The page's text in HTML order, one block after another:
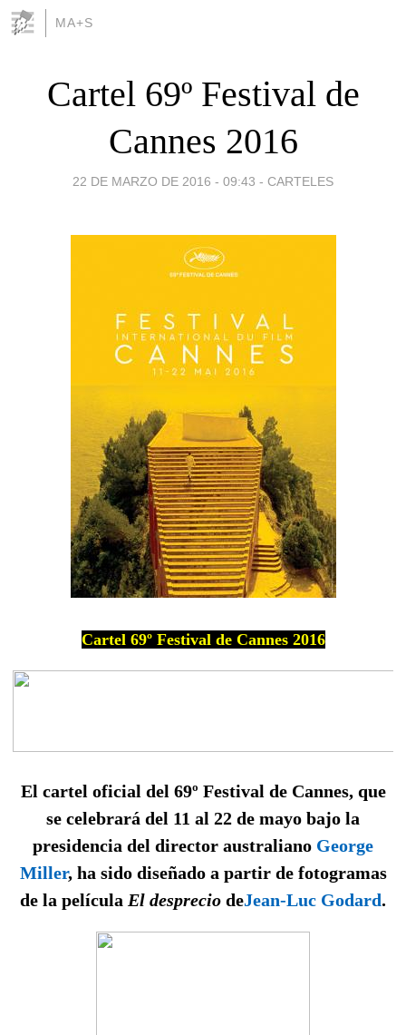
MA+S
Cartel 69º Festival de
Cannes 2016
22 DE MARZO DE 2016 - 09:43 - CARTELES
Cartel 69º Festival de Cannes 2016
El cartel oficial del 69º Festival de Cannes, que
se celebrará del 11 al 22 de mayo bajo la
presidencia del director australiano George
Miller, ha sido diseñado a partir de fotogramas
de la película El desprecio deJean-Luc Godard.